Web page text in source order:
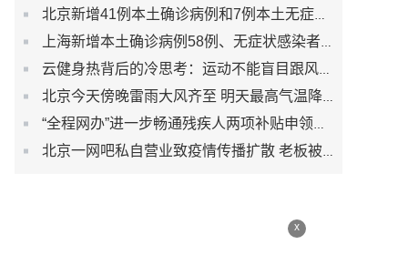
北京新增41例本土确诊病例和7例本土无症状感染者
上海新增本土确诊病例58例、无症状感染者422例
云健身热背后的冷思考：运动不能盲目跟风而是生活习惯
北京今天傍晚雷雨大风齐至 明天最高气温降至30℃以下
“全程网办”进一步畅通残疾人两项补贴申领渠道
北京一网吧私自营业致疫情传播扩散 老板被刑事立案调查
x